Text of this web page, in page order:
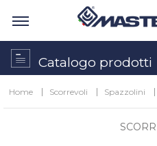
Catalogo prodotti
Home Scorrevoli Spazzolini